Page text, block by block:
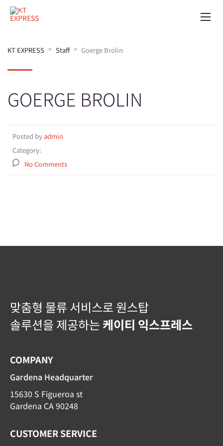
KT EXPRESS > Staff > Goerge Brolin
GOERGE BROLIN
Posted byadmin
Category:
No Comments
맞춤형 물류 서비스로 원스탑
솔루션을 제공하는 케이티 익스프레스
COMPANY
Gardena Headquarter
15630 S Figueroa st
Gardena CA 90248
CUSTOMER SERVICE